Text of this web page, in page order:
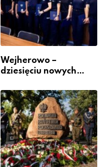
Wejherowo –
dziesięciu nowych
szeregach Komendy
Powiatowej